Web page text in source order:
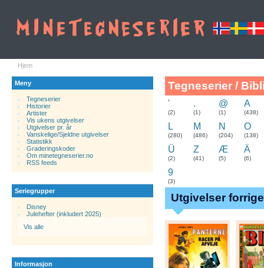
Hjem
Meny
Tegneserier
Historier.
Artister
Vis ukens utgivelser
Utgivelser pr. år
Vanskelige/Sjeldne utgivelser
Statistikk
Graderingskoder
Om minetegneserier.no
RSS feeds
Seriegrupper
Disney
Julehefter (inkludert 2025)
Vis alle
Informasjon
Tegneserier /
'
(2)
.
(1)
@
(1)
A
(438)
L
(280)
M
(486)
N
(204)
O
(138)
Ü
(2)
Z
(41)
Æ
(5)
Ä
(6)
9
(3)
Utgivelser